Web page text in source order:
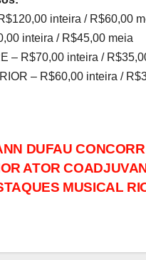
inteira / R$60,00
inteira / R$45,00 meia
– R$70,00 inteira /
– R$60,00 inteira /
DUFAU
ATOR
MUSICAL